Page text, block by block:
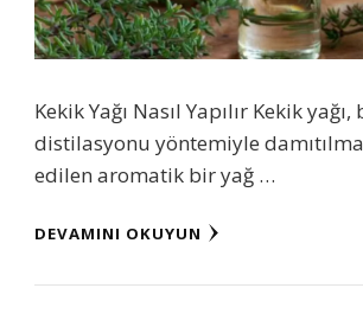
Kekik Yağı Nasıl Yapılır Kekik
distilasyonu yöntemiyle
edilen aromatik bir yağ …
DEVAMINI OKUYUN